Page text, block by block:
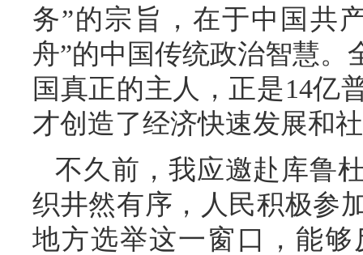
务”的宗旨，在于中国共
舟”的中国传统政治智慧
国真正的主人，正是14亿
才创造了经济快速发展和
不久前，我应邀赴库鲁
织井然有序，人民积极参
地方选举这一窗口，能